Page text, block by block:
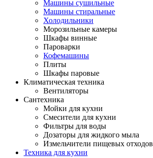
Машины сушильные
Машины стиральные
Холодильники
Морозильные камеры
Шкафы винные
Пароварки
Кофемашины
Плиты
Шкафы паровые
Климатическая техника
Вентиляторы
Сантехника
Мойки для кухни
Смесители для кухни
Фильтры для воды
Дозаторы для жидкого мыла
Измельчители пищевых отходов
Техника для кухни